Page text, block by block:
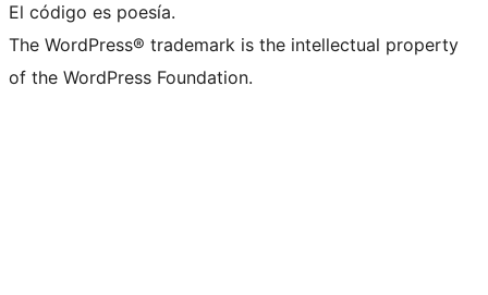
El código es poesía.
The WordPress® trademark is the intellectual property
of the WordPress Foundation.